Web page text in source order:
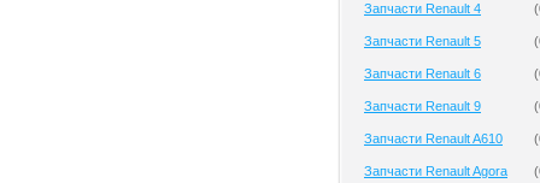
Запчасти Renault 4 (
Запчасти Renault 5 (
Запчасти Renault 6 (
Запчасти Renault 9 (
Запчасти Renault A610 (
Запчасти Renault Agora (